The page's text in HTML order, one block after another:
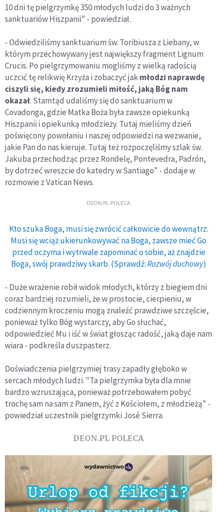
10 dni tę pielgrzymkę 350 młodych ludzi do 3 ważnych
sanktuariów Hiszpanii" - powiedział.
- Odwiedziliśmy sanktuarium św. Toribiusza z Liebany, w
którym przechowywany jest największy fragment Lignum
Crucis. Po pielgrzymowaniu mogliśmy z wielką radością
uczcić tę relikwię Krzyża i zobaczyć jakmłodzi naprawdę
ciszyli się, kiedy zrozumieli miłość, jaką Bóg nam
okazał. Stamtąd udaliśmy się do sanktuarium w
Covadonga, gdzie Matka Boża była zawsze opiekunką
Hiszpanii i opiekunką młodzieży. Tutaj mieliśmy dzień
poświęcony powołaniu i naszej odpowiedzi na wezwanie,
jakie Pan do nas kieruje. Tutaj też rozpoczęliśmy szlak św.
Jakuba przechodząc przez Rondelę, Pontevedra, Padrón,
by dotrzeć wreszcie do katedry w Santiago" - dodaje w
rozmowie z Vatican News.
DEON.PL POLECA
Kto szuka Boga, musi się zwrócić całkowicie do wewnątrz.
Musi się wciąż ukierunkowywać na Boga, zawsze mieć Go
przed oczyma i wytrwale zapominać o sobie, aż znajdzie
Boga, swój prawdziwy skarb. (Sprawdź:Rozwój duchowy)
- Duże wrażenie robił widok młodych, którzy z biegiem dni
coraz bardziej rozumieli, że w prostocie, cierpieniu, w
codziennym kroczeniu mogą znaleźć prawdziwe szczęście,
ponieważ tylko Bóg wystarczy, aby Go słuchać,
odpowiedzieć Mu i iść w świat głosząc radość, jaką daje nam
wiara - podkreśla duszpasterz.
Doświadczenia pielgrzymiej trasy zapadły głęboko w
sercach młodych ludzi. "Ta pielgrzymka była dla mnie
bardzo wzruszająca, ponieważ potrzebowałem pobyć
trochę sam na sam z Panem, żyć z Kościołem, z młodzieżą" -
powiedział uczestnik pielgrzymki José Sierra.
DEON.PL POLECA